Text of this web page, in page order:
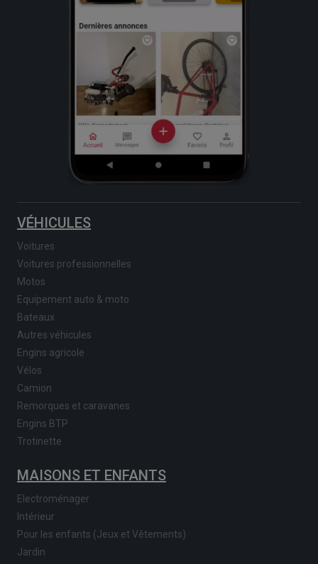
VÉHICULES
Voitures
Voitures professionnelles
Motos
Equipement auto & moto
Bateaux
Autres véhicules
Engins agricole
Vélos
Camion
Remorques et caravanes
Engins BTP
Trotinette
MAISONS ET ENFANTS
Electroménager
Intérieur
Pour les enfants (Jeux et Vêtements)
Jardin